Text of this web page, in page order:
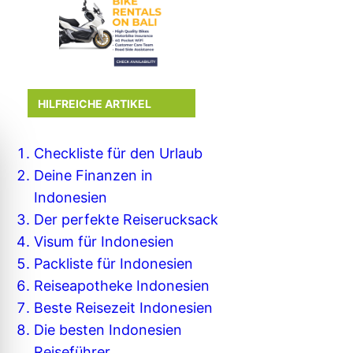
HILFREICHE ARTIKEL
Checkliste für den Urlaub
Deine Finanzen in
Indonesien
Der perfekte Reiserucksack
Visum für Indonesien
Packliste für Indonesien
Reiseapotheke Indonesien
Beste Reisezeit Indonesien
Die besten Indonesien